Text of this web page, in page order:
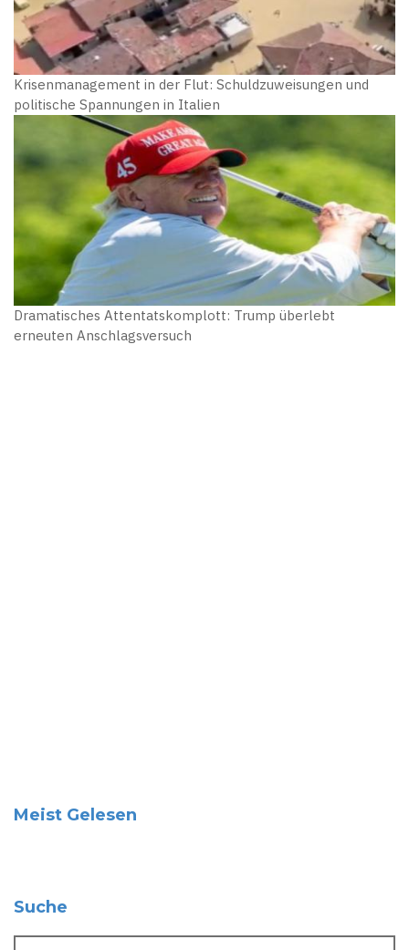
Krisenmanagement in der Flut: Schuldzuweisungen und
politische Spannungen in Italien
Dramatisches Attentatskomplott: Trump überlebt
erneuten Anschlagsversuch
Meist Gelesen
Suche